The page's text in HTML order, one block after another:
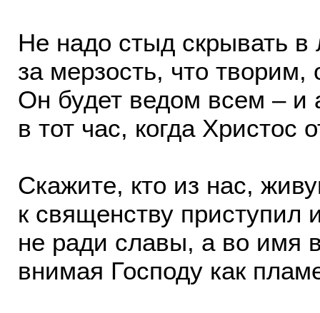
Не надо стыд скрывать в
за мерзость, что
Он будет ведом всем – и
в тот час, когда Христос
Скажите, кто из нас,
к священству приступил
не ради славы, а во имя
внимая Господу как